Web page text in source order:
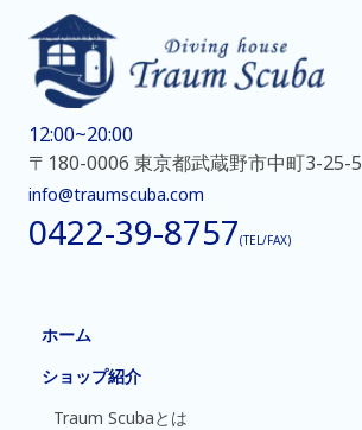
12:00~20:00
〒180-0006 東京都武蔵野市中町3-25-5
info@traumscuba.com
0422-39-8757(TEL/FAX)
ホーム
ショップ紹介
Traum Scubaとは